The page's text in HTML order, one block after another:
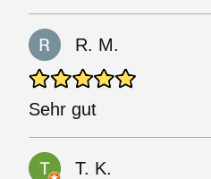
R. M.
Sehr gut
T. K.